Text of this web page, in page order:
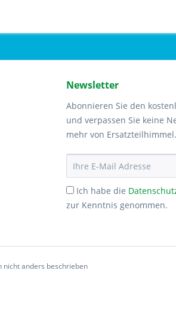
Newsletter
Abonnieren Sie den
und verpassen Sie keine
mehr von Ersatzteilhimmel.
Ich habe die
zur Kenntnis genommen.
anders beschrieben